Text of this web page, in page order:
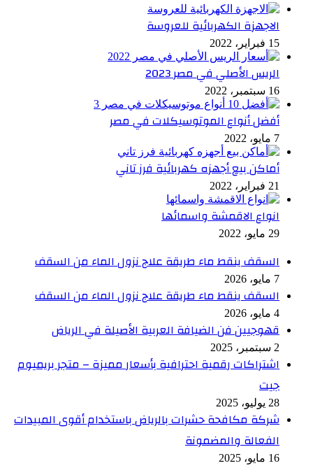
الاجهزة الكهربائية للعروسة
15 فبراير، 2022
الريس الأصلي في مصر 2023
16 سبتمبر، 2022
أفضل أنواع الموتوسيكلات في مصر
7 مايو، 2022
أماكن بيع أجهزه كهربائية فرز تاني
21 فبراير، 2022
انواع الاقمشة واسمائها
29 مايو، 2022
السقف ينقط ماء طريقة علاج نزول الماء من السقف
7 مايو، 2026
السقف ينقط ماء طريقة علاج نزول الماء من السقف
4 مايو، 2026
قهوجيين فن الضيافة العربية الأصيلة في الرياض
2 سبتمبر، 2025
اشتراكات رقمية احترافية بأسعار مميزة – متجر بريميوم
جيت
28 يوليو، 2025
شركة مكافحة حشرات بالرياض باستخدام أقوى المبيدات
الفعالة والمضمونة
16 مايو، 2025